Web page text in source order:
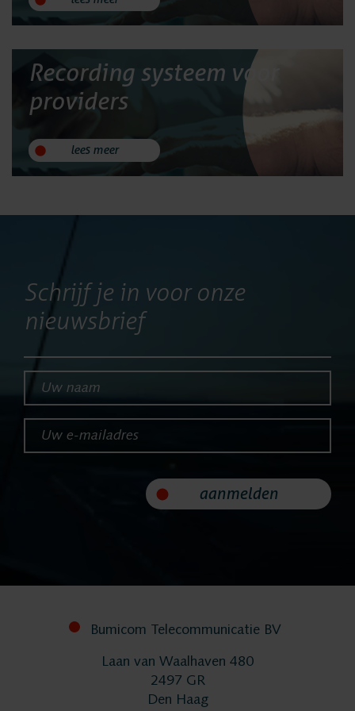
Recording systeem voor
providers
lees meer
Schrijf je in voor onze
nieuwsbrief
Uw naam*
Uw e-mailadres*
aanmelden
Bumicom Telecommunicatie BV
Laan van Waalhaven 480
2497 GR
Den Haag